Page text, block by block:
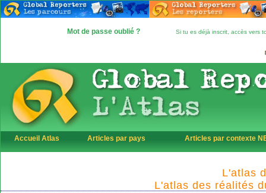
Mot de passe oublié ? Si tu es déjà inscrit, accès vers
Accueil Atlas Articles par pays Articles par contexte
L'atlas
L'atlas des réalités